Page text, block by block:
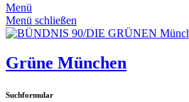
Menü
Menü schließen
Grüne München
Suchformular